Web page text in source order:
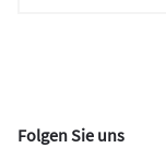
Folgen Sie uns